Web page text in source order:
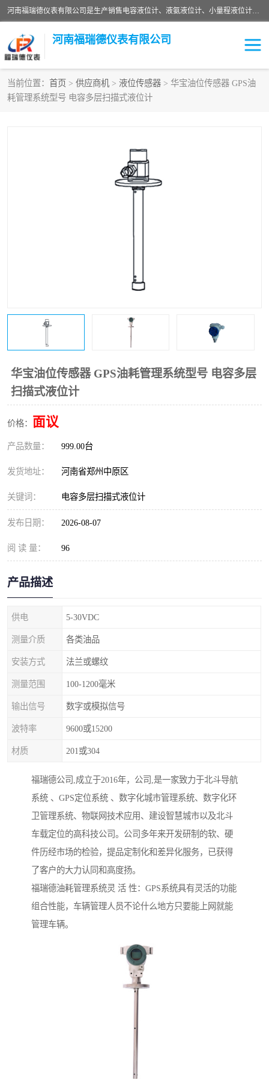
河南福瑞德仪表有限公司是生产销售电容液位计、液氨液位计、小量程液位计定制、智能锅炉水位计、液氮液位计等；并在产品开发、研制的过程中，吸取国内外仪器仪表的技术精华，建立了一支高、精、尖的科研开发队伍，使产品性能不断升级。
河南福瑞德仪表有限公司
当前位置： 首页 > 供应商机 > 液位传感器 > 华宝油位传感器 GPS油
耗管理系统型号 电容多层扫描式液位计
华宝油位传感器 GPS油耗管理系统型号 电容多层
扫描式液位计
价格： 面议
产品数量： 999.00台
发货地址： 河南省郑州中原区
关键词： 电容多层扫描式液位计
发布日期： 2026-08-07
阅 读 量： 96
产品描述
供电 5-30VDC
测量介质 各类油品
安装方式 法兰或螺纹
测量范围 100-1200毫米
输出信号 数字或模拟信号
波特率 9600或15200
材质 201或304
福瑞德公司,成立于2016年，公司,是一家致力于北斗导航
系统 、GPS定位系统 、数字化城市管理系统、数字化环
卫管理系统、物联网技术应用、建设智慧城市以及北斗
车载定位的高科技公司。公司多年来开发研制的软、硬
件历经市场的检验，提品定制化和差异化服务，已获得
了客户的大力认同和高度扬。
福瑞德油耗管理系统灵 活 性：GPS系统具有灵活的功能
组合性能，车辆管理人员不论什么地方只要能上网就能
管理车辆。
液位计 液位传感器
液氮液位计
流量仪表